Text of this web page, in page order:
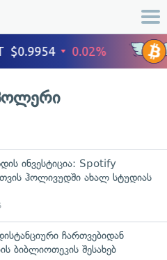
ინვესტიცია: Spotify
ჰოლივუდში ახალ სტუდიას
ჩართვებიდან
ბიბლიოთეკის შესახებ